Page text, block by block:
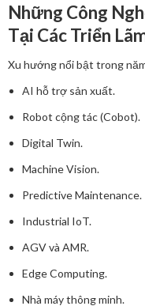
Những Công
Tại Các Triển
Xu hướng nổi bật trong
AI hỗ trợ sản xuất.
Robot cộng tác (Cobot).
Digital Twin.
Machine Vision.
Predictive Maintenance.
Industrial IoT.
AGV và AMR.
Edge Computing.
Nhà máy thông minh.